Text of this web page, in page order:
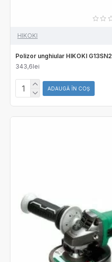
HIKOKI
Polizor unghiular HIKOKI G13SN2
343,6lei
ADAUGĂ ÎN COŞ